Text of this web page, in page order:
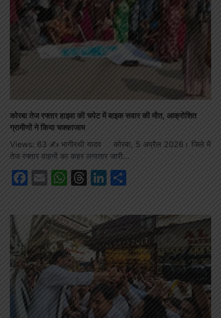
कोरबा तेज रफ्तार हाइवा की चपेट में बाइक सवार की मौत, आक्रोशित
ग्रामीणों ने किया चक्काजाम
Views: 63 ✍️ भागीरथी यादव कोरबा, 5 अप्रैल 2026। जिले में
तेज रफ्तार वाहनों का कहर लगातार जारी…
Facebook
EmailWhatsApp
Threads
LinkedIn